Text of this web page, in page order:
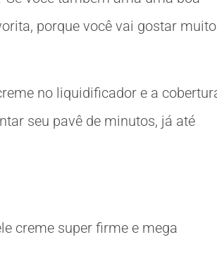
porque você vai gostar muito
no liquidificador e a
seu pavê de minutos, já até
creme super firme e mega